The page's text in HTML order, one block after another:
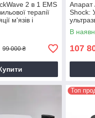
2 в 1 EMS
терапії
м'язів і
болю
99 000 ₴
Апарат
Shock:
болю в
м'язах
В
107
Топ